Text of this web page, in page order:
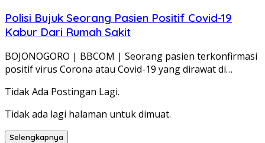
Polisi Bujuk Seorang Pasien Positif Covid-19
Kabur Dari Rumah Sakit
BOJONOGORO | BBCOM | Seorang pasien terkonfirmasi
positif virus Corona atau Covid-19 yang dirawat di…
Tidak Ada Postingan Lagi.
Tidak ada lagi halaman untuk dimuat.
Selengkapnya